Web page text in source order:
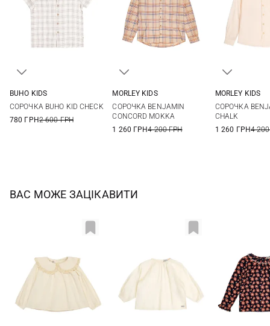
BUHO KIDS
СОРОЧКА BUHO KID CHECK
780 ГРН2 600 ГРН
12
MORLEY KIDS
СОРОЧКА BENJAMIN
CONCORD MOKKA
1 260 ГРН4 200 ГРН
10
MORLEY KIDS
СОРОЧКА
CHALK
1 260 ГРН4
ВАС МОЖЕ ЗАЦІКАВИТИ